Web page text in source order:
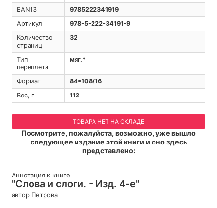
EAN13
9785222341919
Артикул
978-5-222-34191-9
Количество
страниц
32
Тип
переплета
мяг.*
Формат
84*108/16
Вес, г
112
ТОВАРА НЕТ НА СКЛАДЕ
Посмотрите, пожалуйста, возможно, уже вышло
следующее издание этой книги и оно здесь
представлено:
Аннотация к книге
"Слова и слоги. - Изд. 4-е"
автор Петрова